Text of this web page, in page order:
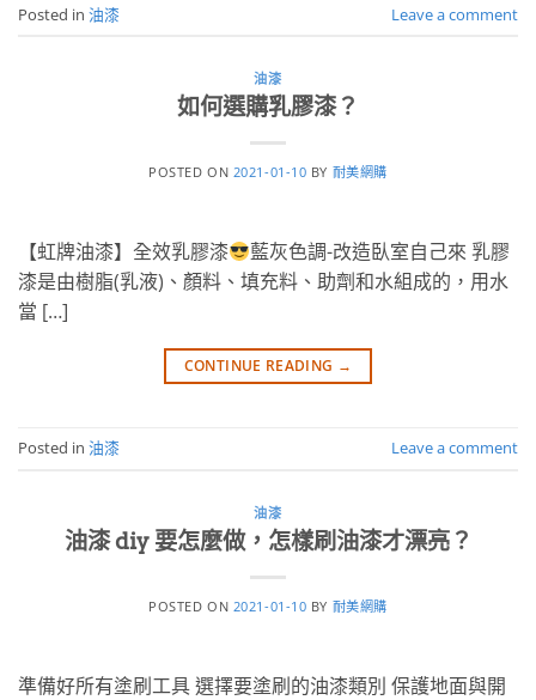
Posted in 油漆 Leave a comment
油漆
如何選購乳膠漆？
POSTED ON 2021-01-10 BY 耐美網購
【虹牌油漆】全效乳膠漆
藍灰色調-改造臥室自己來 乳膠
漆是由樹脂(乳液)、顏料、填充料、助劑和水組成的，用水
當 […]
CONTINUE READING →
Posted in 油漆 Leave a comment
油漆
油漆 diy 要怎麼做，怎樣刷油漆才漂亮？
POSTED ON 2021-01-10 BY 耐美網購
準備好所有塗刷工具 選擇要塗刷的油漆類別 保護地面與開